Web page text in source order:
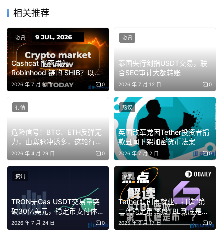
相关推荐
Cashcat 能否成为
Robinhood 链的 SHIB？以太
坊强势反弹，比特币反转在即
2026 年 7 月 9 日 0
资讯
泰国央行剑指USDT交易，联
合SEC审计大额转账
2026 年 7 月 12 日 0
资讯
危险信号！BTC、ETH反弹无
力，山寨脉冲诱多，这轮行情
还没走完？
2026 年 4 月 29 日 0
行情
英国改革党因Tether投资者捐
款丑闻下架加密货币法案
2026 年 7 月 2 日 0
热议
TRON无Gas USDT交易量突
破30亿美元，稳定币支付体验
大幅提升
2026 年 7 月 24 日 0
资讯
Tether联创再就业，打造“第
二代稳定币”的STBL到底是个
啥？
2025 年 9 月 17 日 0
深度